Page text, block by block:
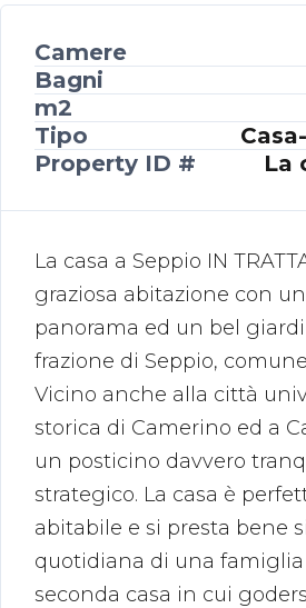
Camere
Bagni
m2
Tipo
Property ID #
La
La casa a Seppio IN
graziosa abitazione con
panorama ed un bel
frazione di Seppio,
Vicino anche alla città
storica di Camerino ed a
un posticino davvero
strategico. La casa è
abitabile e si presta bene
quotidiana di una
seconda casa in cui